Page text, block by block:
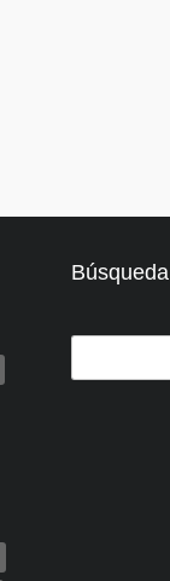
Búsqueda